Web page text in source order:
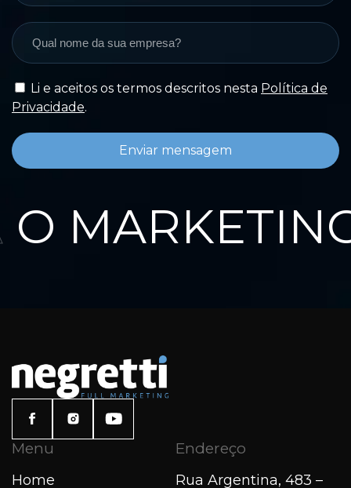
Li e aceitos os termos descritos nesta Política de
Privacidade.
Enviar mensagem
MARKETING
Menu
Home
Endereço
Rua Argentina, 483 –